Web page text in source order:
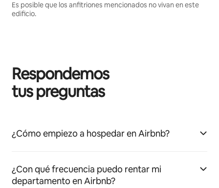
Es posible que los anfitriones mencionados no vivan en este
edificio.
Respondemos
tus preguntas
¿Cómo empiezo a hospedar en Airbnb?
¿Con qué frecuencia puedo rentar mi
departamento en Airbnb?